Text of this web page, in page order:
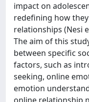
impact on
redefining how
relationships (Nesi
The aim of this
between specific
factors, such as
seeking, online
emotion